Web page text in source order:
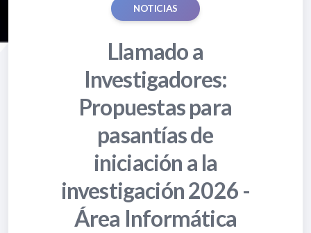
NOTICIAS
Llamado a
Investigadores:
Propuestas para
pasantías de
iniciación a la
investigación 2026 -
Área Informática